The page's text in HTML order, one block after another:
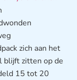
zich aan het
blijft zitten op de
15 tot 20